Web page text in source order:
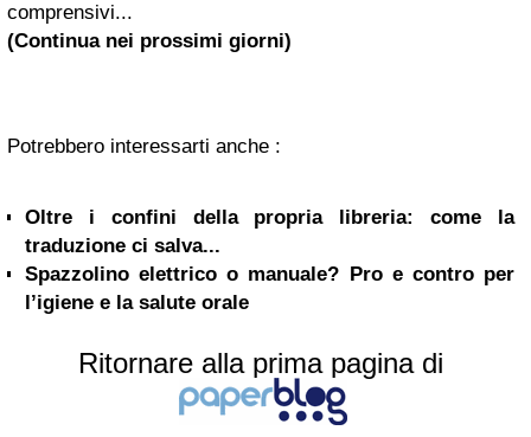
comprensivi...
(Continua nei prossimi giorni)
Potrebbero interessarti anche :
Oltre i confini della propria libreria: come la
traduzione ci salva...
Spazzolino elettrico o manuale? Pro e contro per
l’igiene e la salute orale
Ritornare alla prima pagina di